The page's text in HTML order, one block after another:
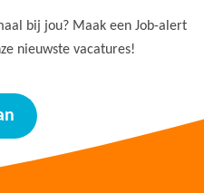
bij jou? Maak een Job-alert
nieuwste vacatures!